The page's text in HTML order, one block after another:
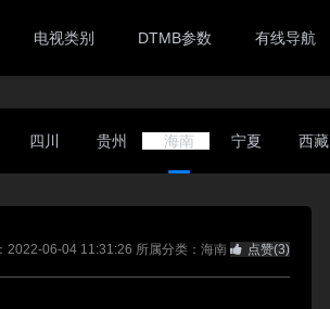
电视类别 DTMB参数 有线导航
四川 贵州 海南 宁夏 西藏
2022-06-04 11:31:26 所属分类：海南 点赞(3)